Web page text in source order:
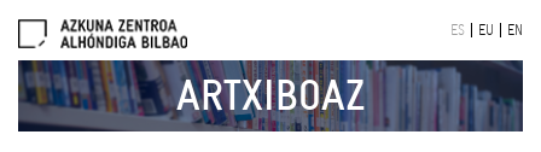
navigation
ES EU EN
ARTXIBOAZ